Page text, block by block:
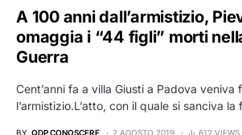
A 100 anni dall’armistizio,
omaggia i “44 figli” morti
Guerra
Cent’anni fa a villa Giusti a Padova veniva
l’armistizio.L’atto, con il quale si sanciva
BY QDP CONOSCERE 2 AGOSTO 2019 612 VIEWS